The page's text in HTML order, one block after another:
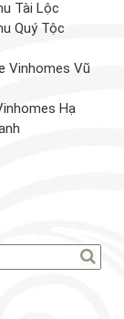
Tài Lộc
Quý Tộc
Vinhomes Vũ
Hạ